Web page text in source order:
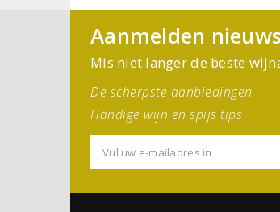
Aanmelden
Mis niet langer de beste
De scherpste aanbiedingen
Handige wijn en spijs tips